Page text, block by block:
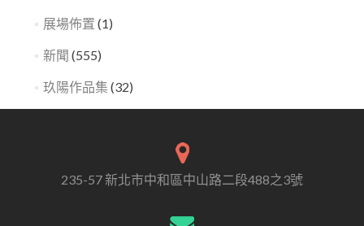
展場佈置 (1)
新聞 (555)
玖陽作品集 (32)
235-57 新北市中和區中山路二段488之3號